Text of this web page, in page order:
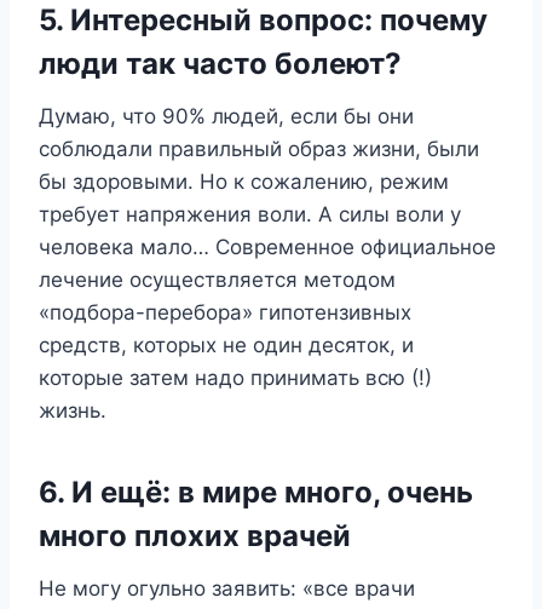
5. Интересный вопрос: почему
люди так часто болеют?
Думаю, что 90% людей, если бы они
соблюдали правильный образ жизни, были
бы здоровыми. Но к сожалению, режим
требует напряжения воли. А силы воли у
человека мало… Современное официальное
лечение осуществляется методом
«подбора-перебора» гипотензивных
средств, которых не один десяток, и
которые затем надо принимать всю (!)
жизнь.
6. И ещё: в мире много, очень
много плохих врачей
Не могу огульно заявить: «все врачи